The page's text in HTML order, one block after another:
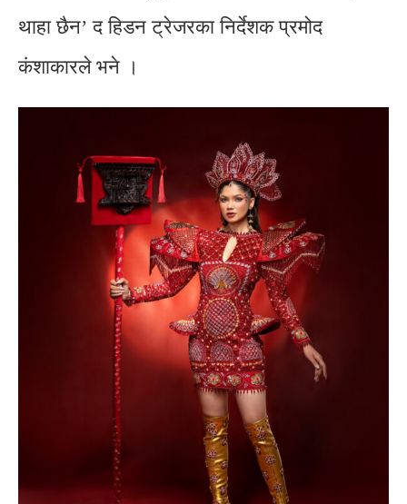
थाहा छैन’ द हिडन ट्रेजरका निर्देशक प्रमोद
कंशाकारले भने ।